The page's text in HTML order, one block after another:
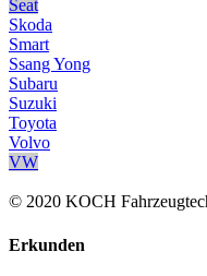
Seat
Skoda
Smart
Ssang Yong
Subaru
Suzuki
Toyota
Volvo
VW
© 2020 KOCH
Erkunden